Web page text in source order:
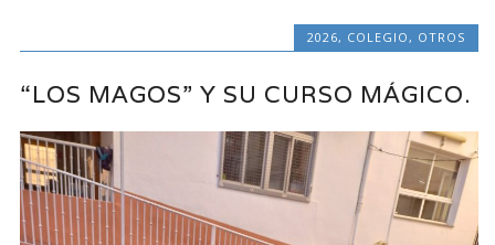
2026, COLEGIO , OTROS
“LOS MAGOS” Y SU CURSO MÁGICO.